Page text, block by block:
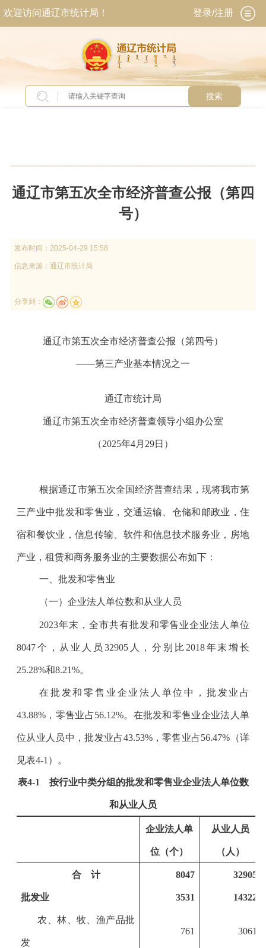
欢迎访问通辽市统计局！ 登录/注册
搜索
报
通辽市第五次全市经济普查公报（第四
号）
发布时间： 2025-04-29 15:58
信息来源： 通辽市统计局
分享到：
通辽市第五次全市经济普查公报（第四号）
——第三产业基本情况之一
通辽市统计局
通辽市第五次全市经济普查领导小组办公室
（2025年4月 29日）
根据通辽市第五次全国经济普查结果，现将我市第
三产业中批发和零售业，交通运输、仓储和邮政业，住
宿和餐饮业，信息传输、软件和信息技术服务业，房地
产业，租赁和商务服务业的主要数据公布如下：
一、批发和零售业
（一）企业法人单位数和从业人员
2023年末，全市共有批发和零售业企业法人单位
8047个，从业人员 32905人，分别比 2018年末增长
25.28%和8.21%。
在批发和零售业企业法人单位中，批发业占
43.88%，零售业占56.12%。在批发和零售业企业法人单
位从业人员中，批发业占43.53%，零售业占56.47% （详
见表4-1 ）。
表4-1 按行业中类分组的批发和零售业企业法人单位数
和从业人员
企业法人单
位（个）
从业人员
（人）
合 计 8047 32905
批发业 3531 14322
农、林、牧、渔产品批
发
761 3061